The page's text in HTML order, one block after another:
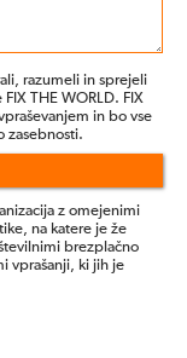
razumeli in sprejeli
THE WORLD. FIX
in bo vse
zasebnosti.
z omejenimi
na katere je že
brezplačno
vprašanji, ki jih je